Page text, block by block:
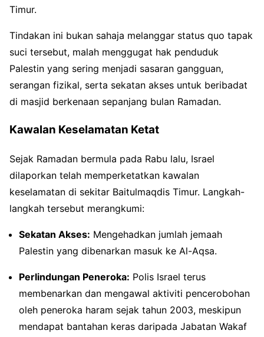
Timur.
Tindakan ini bukan sahaja melanggar status quo tapak
suci tersebut, malah menggugat hak penduduk
Palestin yang sering menjadi sasaran gangguan,
serangan fizikal, serta sekatan akses untuk beribadat
di masjid berkenaan sepanjang bulan Ramadan.
Kawalan Keselamatan Ketat
Sejak Ramadan bermula pada Rabu lalu, Israel
dilaporkan telah memperketatkan kawalan
keselamatan di sekitar Baitulmaqdis Timur. Langkah-
langkah tersebut merangkumi:
Sekatan Akses: Mengehadkan jumlah jemaah
Palestin yang dibenarkan masuk ke Al-Aqsa.
Perlindungan Peneroka: Polis Israel terus
membenarkan dan mengawal aktiviti pencerobohan
oleh peneroka haram sejak tahun 2003, meskipun
mendapat bantahan keras daripada Jabatan Wakaf